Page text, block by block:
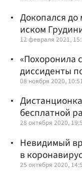
Докопался до
иском
12 февраля 2021,
«Похоронила
диссиденты
08 ноября 2020,
бесплатной
28 октября 2020,
Невидимый
в коронавирус
25 октября 2020,